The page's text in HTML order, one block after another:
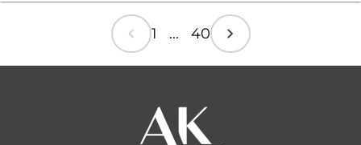
chevron_left 1 ... 40 chevron_right